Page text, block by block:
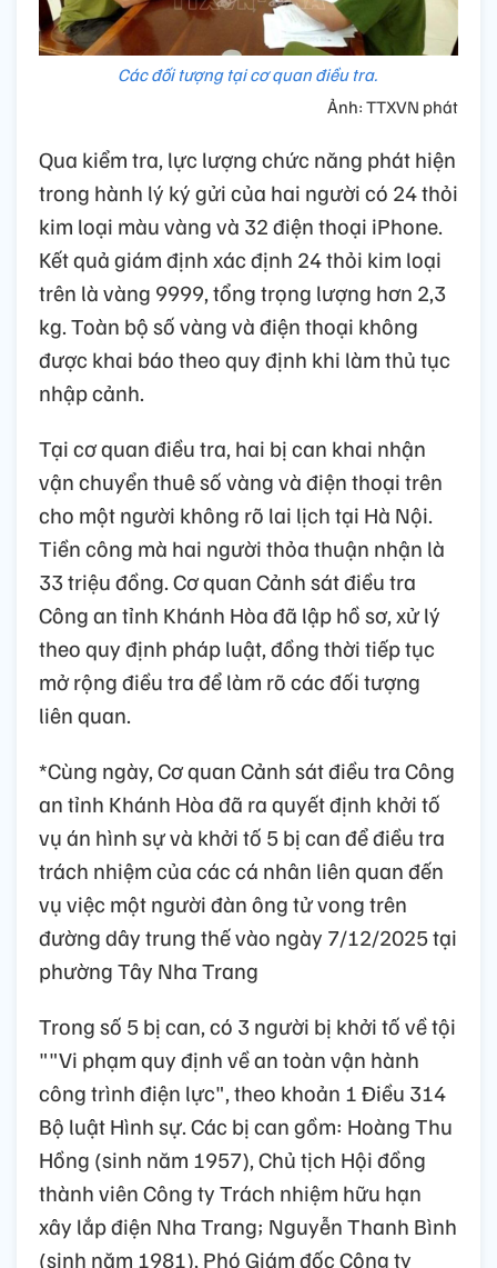
Các đối tượng tại cơ quan điều tra.
Ảnh: TTXVN phát
Qua kiểm tra, lực lượng chức năng phát hiện
trong hành lý ký gửi của hai người có 24 thỏi
kim loại màu vàng và 32 điện thoại iPhone.
Kết quả giám định xác định 24 thỏi kim loại
trên là vàng 9999, tổng trọng lượng hơn 2,3
kg. Toàn bộ số vàng và điện thoại không
được khai báo theo quy định khi làm thủ tục
nhập cảnh.
Tại cơ quan điều tra, hai bị can khai nhận
vận chuyển thuê số vàng và điện thoại trên
cho một người không rõ lai lịch tại Hà Nội.
Tiền công mà hai người thỏa thuận nhận là
33 triệu đồng. Cơ quan Cảnh sát điều tra
Công an tỉnh Khánh Hòa đã lập hồ sơ, xử lý
theo quy định pháp luật, đồng thời tiếp tục
mở rộng điều tra để làm rõ các đối tượng
liên quan.
*Cùng ngày, Cơ quan Cảnh sát điều tra Công
an tỉnh Khánh Hòa đã ra quyết định khởi tố
vụ án hình sự và khởi tố 5 bị can để điều tra
trách nhiệm của các cá nhân liên quan đến
vụ việc một người đàn ông tử vong trên
đường dây trung thế vào ngày 7/12/2025 tại
phường Tây Nha Trang
Trong số 5 bị can, có 3 người bị khởi tố về tội
""Vi phạm quy định về an toàn vận hành
công trình điện lực", theo khoản 1 Điều 314
Bộ luật Hình sự. Các bị can gồm: Hoàng Thu
Hồng (sinh năm 1957), Chủ tịch Hội đồng
thành viên Công ty Trách nhiệm hữu hạn
xây lắp điện Nha Trang; Nguyễn Thanh Bình
(sinh năm 1981), Phó Giám đốc Công ty